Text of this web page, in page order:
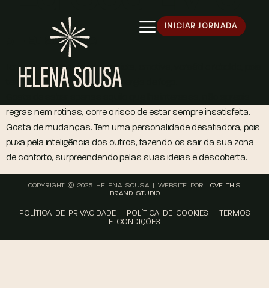
INICIAR JORNADA
5 – Eu Sou Livre
Tem uma personalidade inquieta, emotiva, versátil e rebelde, pois
tem uma personalidade de energia de fogo.
regras nem rotinas, corre o risco de estar sempre insatisfeita.
Gosta de mudanças. Tem uma personalidade desafiadora, pois
puxa pela inteligência dos outros, fazendo-os sair da sua zona
de conforto, surpreendendo pelas suas ideias e descoberta.
COPYRIGHT © 2025 HELENA SOUSA | WEBSITE POR
LOVE THIS
BRAND STUDIO
POLÍTICA DE PRIVACIDADE POLÍTICA DE COOKIES
TERMOS
E CONDIÇÕES